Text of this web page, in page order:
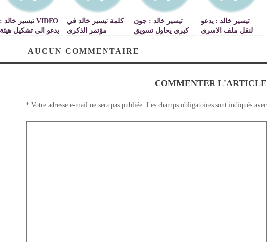
تيسير خالد : يدعو
لنقل ملف الاسرى
تيسير خالد : جون
كيري يحاول تسويق
غامض وغير بناء في
كلمة تيسير خالد في
مؤتمر الذكرى
محكمة العدل الدولية
VIDEO تيسير خالد :
يدعو الى تشكيل هيئة
لإعداد ملفات جرائمAUCUN COMMENTAIRE
COMMENTER L'ARTICLE
Votre adresse e-mail ne sera pas publiée. Les champs obligatoires sont indiqués avec
*